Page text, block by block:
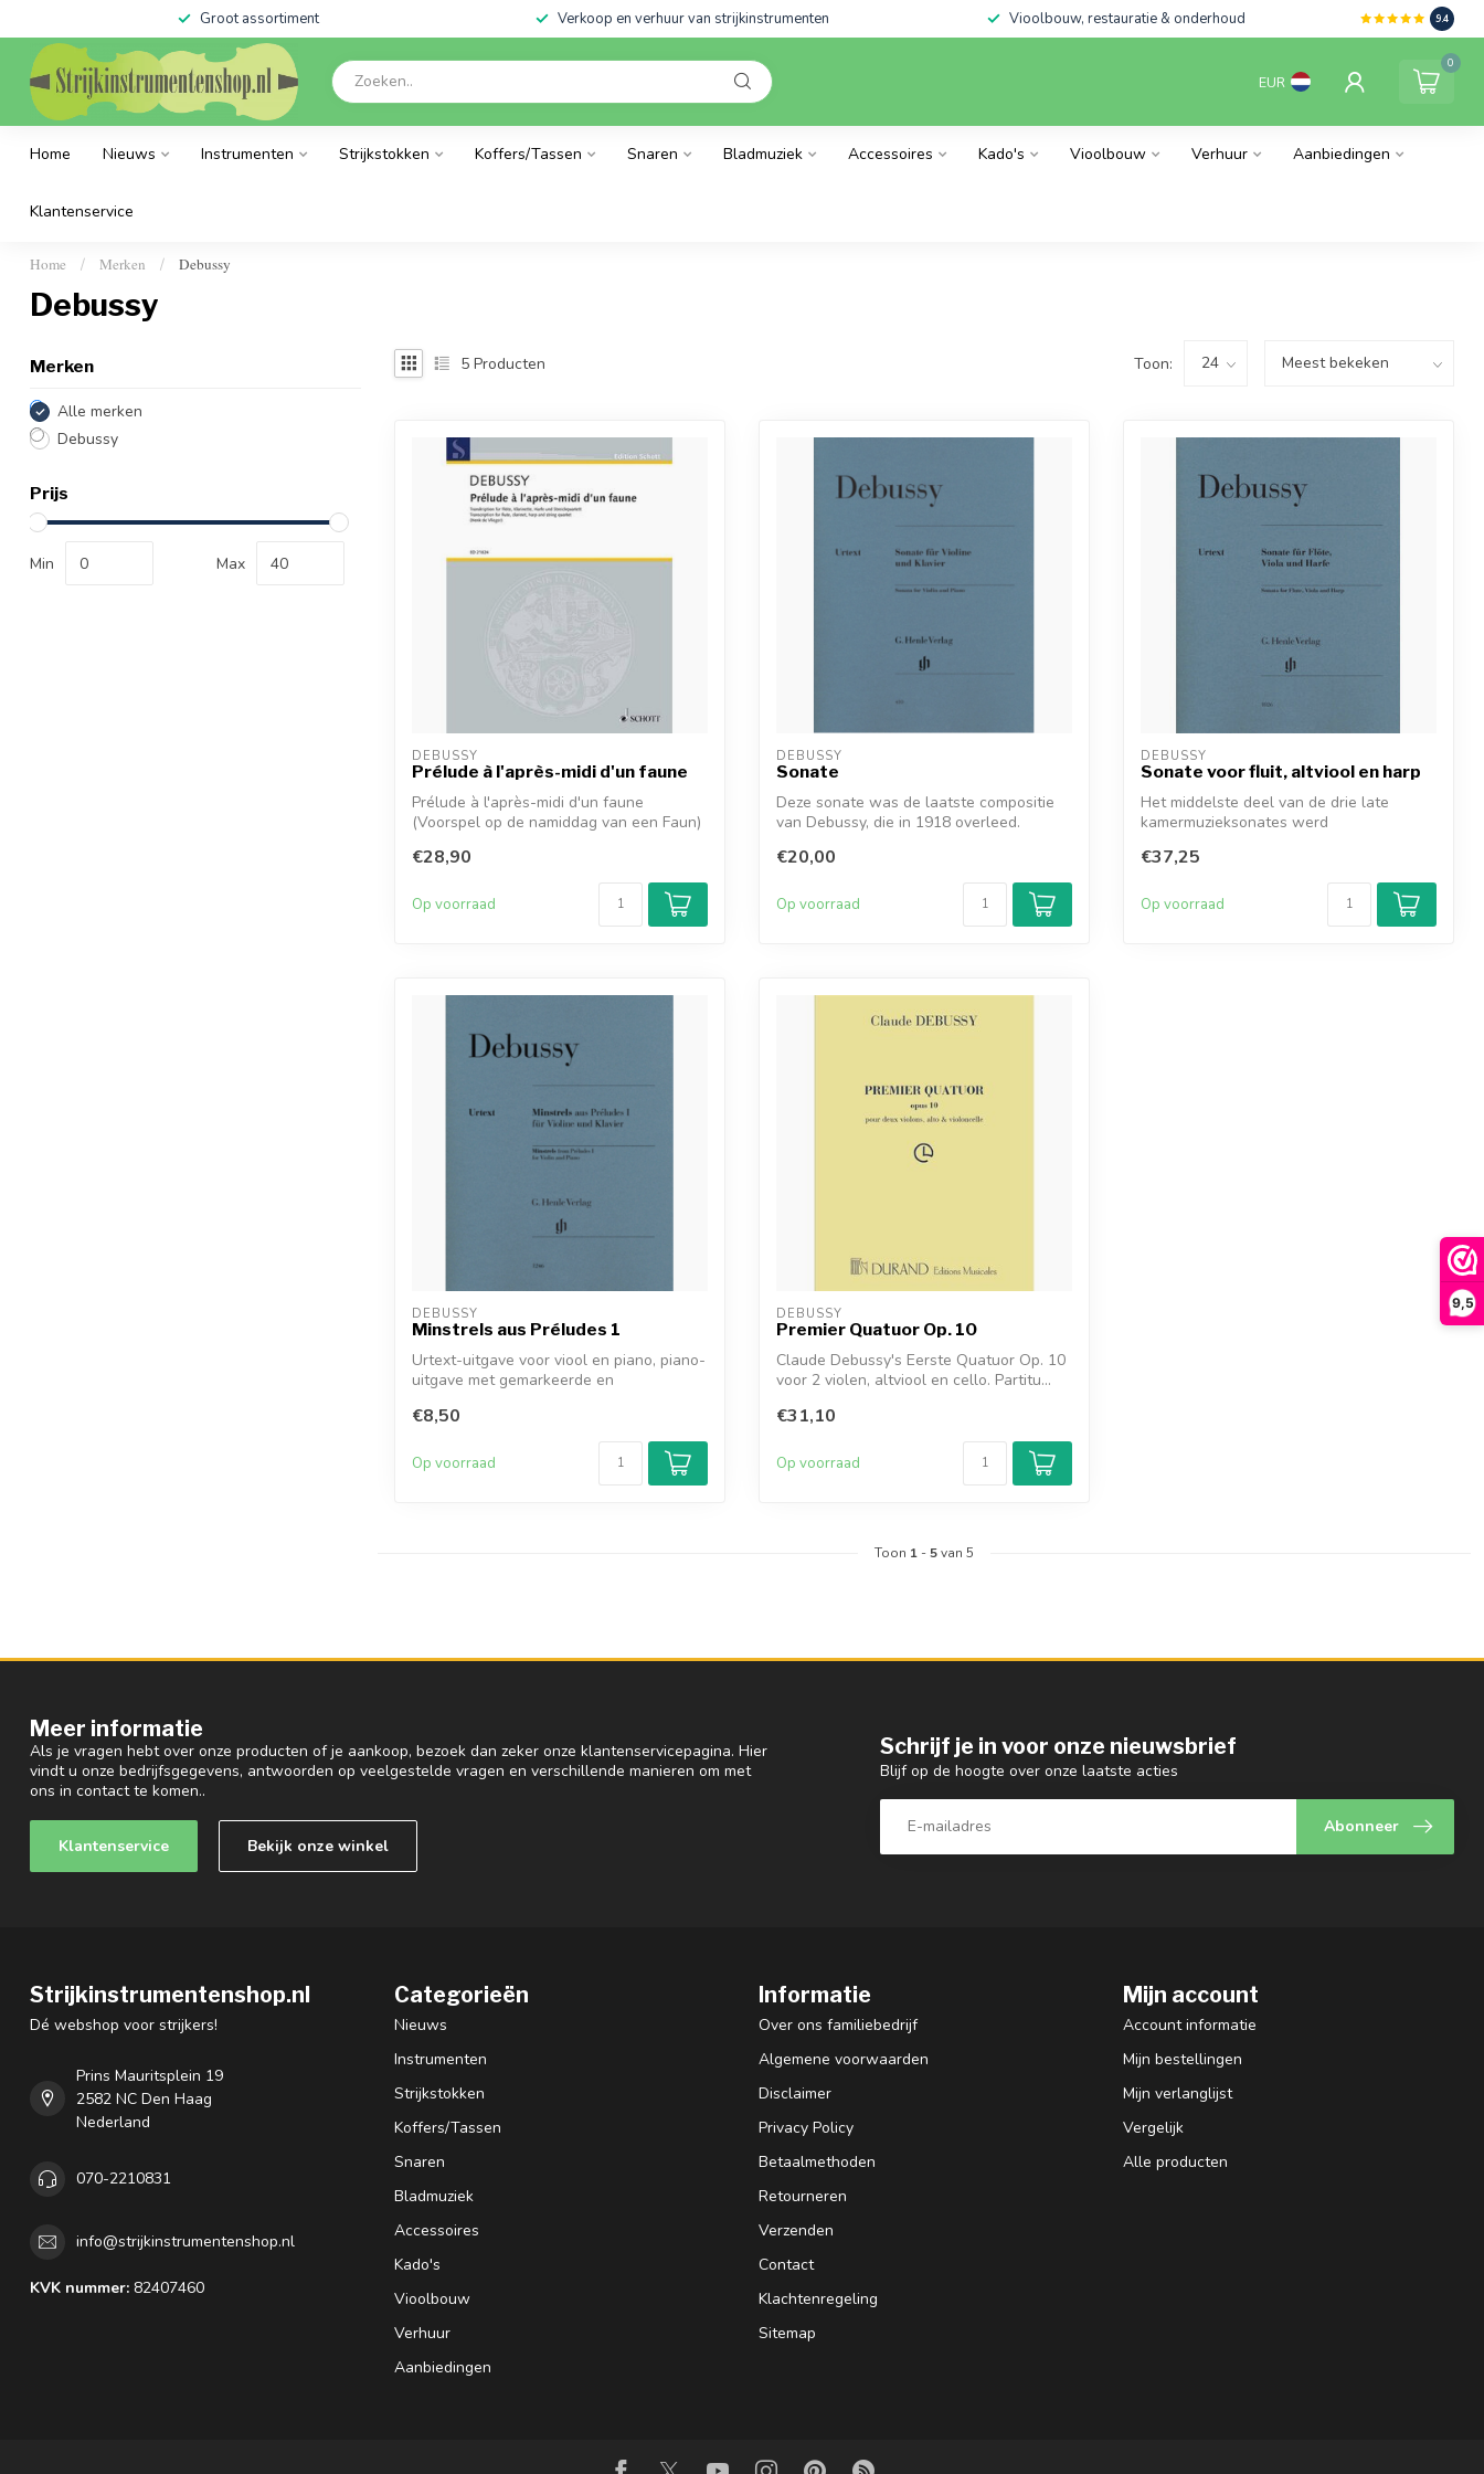
9,5
Groot assortiment Verkoop en verhuur van strijkinstrumenten Vioolbouw, restauratie & onderhoud 9.4
EUR
0
Home Nieuws Instrumenten Strijkstokken Koffers/Tassen Snaren Bladmuziek Accessoires Kado's Vioolbouw Verhuur Aanbiedingen
Klantenservice
Home / Merken / Debussy
Debussy
Merken
Alle merken
Debussy
Prijs
Min Max
5 Producten Toon:
DEBUSSY
Prélude à l'après-midi d'un faune
Prélude à l'après-midi d'un faune
(Voorspel op de namiddag van een Faun)
€28,90
Op voorraad
DEBUSSY
Sonate
Deze sonate was de laatste compositie
van Debussy, die in 1918 overleed.
€20,00
Op voorraad
DEBUSSY
Sonate voor fluit, altviool en harp
Het middelste deel van de drie late
kamermuzieksonates werd
€37,25
Op voorraad
DEBUSSY
Minstrels aus Préludes 1
Urtext-uitgave voor viool en piano, piano-
uitgave met gemarkeerde en
€8,50
Op voorraad
DEBUSSY
Premier Quatuor Op. 10
Claude Debussy's Eerste Quatuor Op. 10
voor 2 violen, altviool en cello. Partitu...
€31,10
Op voorraad
Toon 1 -5van 5
Meer informatie
Als je vragen hebt over onze producten of je aankoop, bezoek dan zeker onze klantenservicepagina. Hier
vindt u onze bedrijfsgegevens, antwoorden op veelgestelde vragen en verschillende manieren om met
ons in contact te komen..
Klantenservice Bekijk onze winkel
Schrijf je in voor onze nieuwsbrief
Blijf op de hoogte over onze laatste acties
Abonneer
Strijkinstrumentenshop.nl
Dé webshop voor strijkers!
Prins Mauritsplein 19
2582 NC Den Haag
Nederland
070-2210831
info@strijkinstrumentenshop.nl
KVK nummer: 82407460
Categorieën
Nieuws
Instrumenten
Strijkstokken
Koffers/Tassen
Snaren
Bladmuziek
Accessoires
Kado's
Vioolbouw
Verhuur
Aanbiedingen
Informatie
Over ons familiebedrijf
Algemene voorwaarden
Disclaimer
Privacy Policy
Betaalmethoden
Retourneren
Verzenden
Contact
Klachtenregeling
Sitemap
Mijn account
Account informatie
Mijn bestellingen
Mijn verlanglijst
Vergelijk
Alle producten